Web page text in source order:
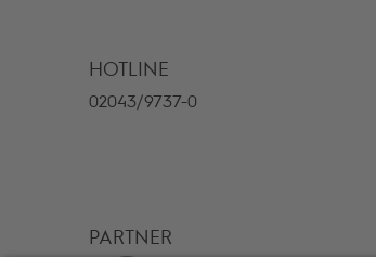
HOTLINE
02043/9737-0
PARTNER